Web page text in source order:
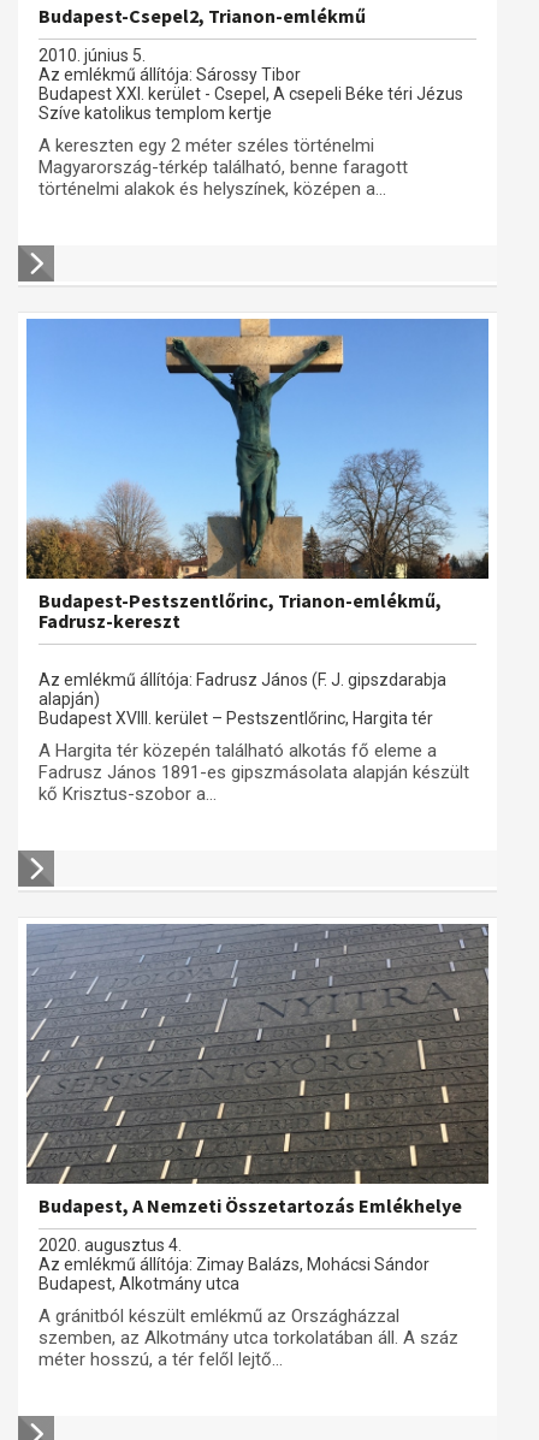
Budapest-Csepel2, Trianon-emlékmű
2010. június 5.
Az emlékmű állítója: Sárossy Tibor
Budapest XXI. kerület - Csepel, A csepeli Béke téri Jézus
Szíve katolikus templom kertje
A kereszten egy 2 méter széles történelmi
Magyarország-térkép található, benne faragott
történelmi alakok és helyszínek, középen a...
Budapest-Pestszentlőrinc, Trianon-emlékmű,
Fadrusz-kereszt
Az emlékmű állítója: Fadrusz János (F. J. gipszdarabja
alapján)
Budapest XVIII. kerület – Pestszentlőrinc, Hargita tér
A Hargita tér közepén található alkotás fő eleme a
Fadrusz János 1891-es gipszmásolata alapján készült
kő Krisztus-szobor a...
Budapest, A Nemzeti Összetartozás Emlékhelye
2020. augusztus 4.
Az emlékmű állítója: Zimay Balázs, Mohácsi Sándor
Budapest, Alkotmány utca
A gránitból készült emlékmű az Országházzal
szemben, az Alkotmány utca torkolatában áll. A száz
méter hosszú, a tér felől lejtő...